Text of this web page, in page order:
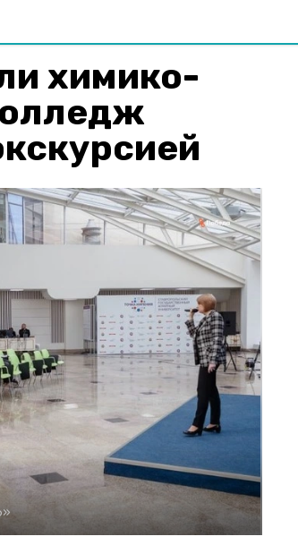
химико-